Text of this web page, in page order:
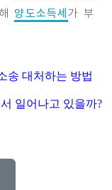
해양도소득세가 부
송 대처하는 방법
일어나고 있을까?